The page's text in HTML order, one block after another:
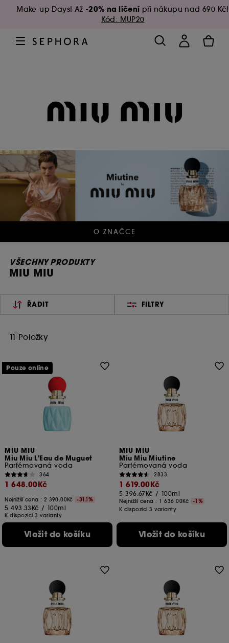
Make-up Days! Až -20% na líčení při nákupu nad 690 Kč!
Kód: MUP20
O ZNAČCE
VŠECHNY PRODUKTY
MIU MIU
ŘADIT FILTRY
11 Položky
MIU MIU
Miu Miu L'Eau de Muguet
Parfémovaná voda
364
1 648.00Kč
Nejnižší cena : 2 390.00Kč -31.1%
5 493.33Kč / 100ml
K dispozici 3 varianty
Vložit do košíku
Pouze online
MIU MIU
Miu Miu Miutine
Parfémovaná voda
2833
1 619.00Kč
5 396.67Kč / 100ml
Nejnižší cena : 1 636.00Kč
-1%
K dispozici 3 varianty
Vložit do košíku